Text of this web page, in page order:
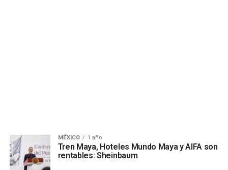
MÉXICO 1 año
Tren Maya, Hoteles Mundo Maya y AIFA son
rentables: Sheinbaum